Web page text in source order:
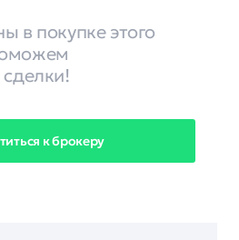
в покупке этого
к брокеру